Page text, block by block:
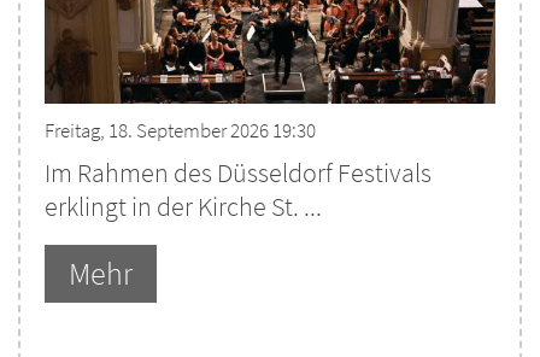
Freitag, 18. September 2026 19:30
Im Rahmen des Düsseldorf Festivals
erklingt in der Kirche St. ...
Mehr